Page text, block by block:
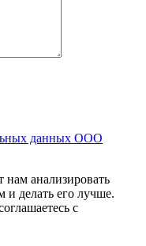
данных ООО
анализировать
и делать его лучше.
с